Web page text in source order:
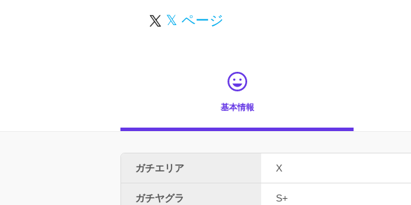
𝕏 ページ
基本情報
ガチエリア X
ガチヤグラ S+